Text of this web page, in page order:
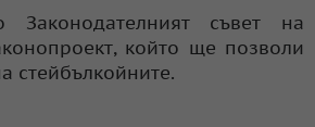
Законодателният съвет на
който ще позволи
стейбълкойните.